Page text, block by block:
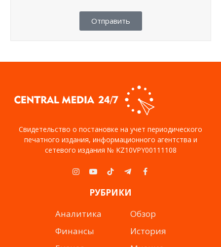
Отправить
Свидетельство о постановке на учет периодического
печатного издания, информационного агентства и
сетевого издания № KZ10VPY00111108
Instagram
YouTubeTikTokTelegramFacebook
РУБРИКИ
Аналитика
Финансы
Обзор
История